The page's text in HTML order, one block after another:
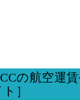
の航空運
］